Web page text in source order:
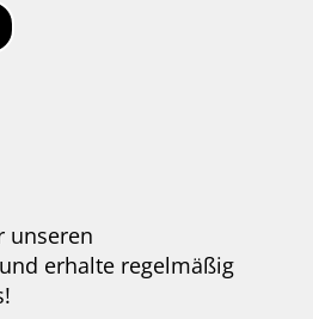
unseren
erhalte regelmäßig